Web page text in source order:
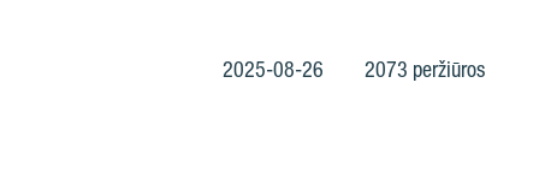
2025-08-26 2073 peržiūros